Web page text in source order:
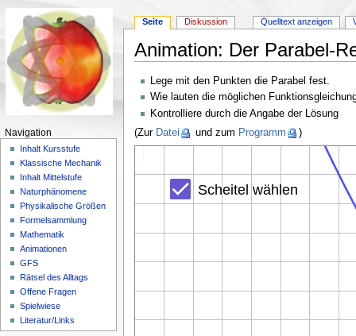
Animation: Der Parabel-
Lege mit den Punkten die Parabel fest.
Wie lauten die möglichen
Kontrolliere durch die Angabe der Lösung
(Zur Datei und zum Programm )
Seite Diskussion Quelltext anzeigen
Navigation
Inhalt Kursstufe
Klassische Mechanik
Inhalt Mittelstufe
Naturphänomene
Physikalische Größen
Formelsammlung
Mathematik
Animationen
GFS
Rätsel des Alltags
Offene Fragen
Spielwiese
Literatur/Links